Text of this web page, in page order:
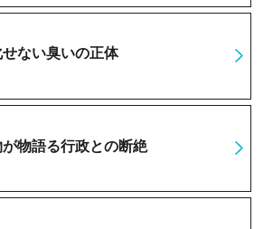
ない臭いの正体
物語る行政との断絶